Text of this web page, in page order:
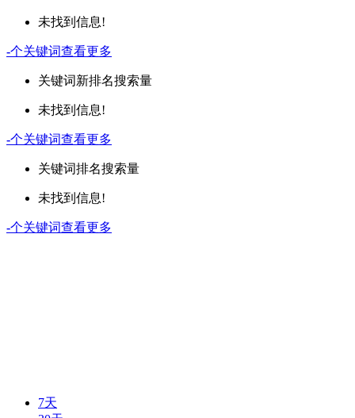
未找到信息!
-个关键词查看更多
关键词新排名搜索量
未找到信息!
-个关键词查看更多
关键词排名搜索量
未找到信息!
-个关键词查看更多
7天